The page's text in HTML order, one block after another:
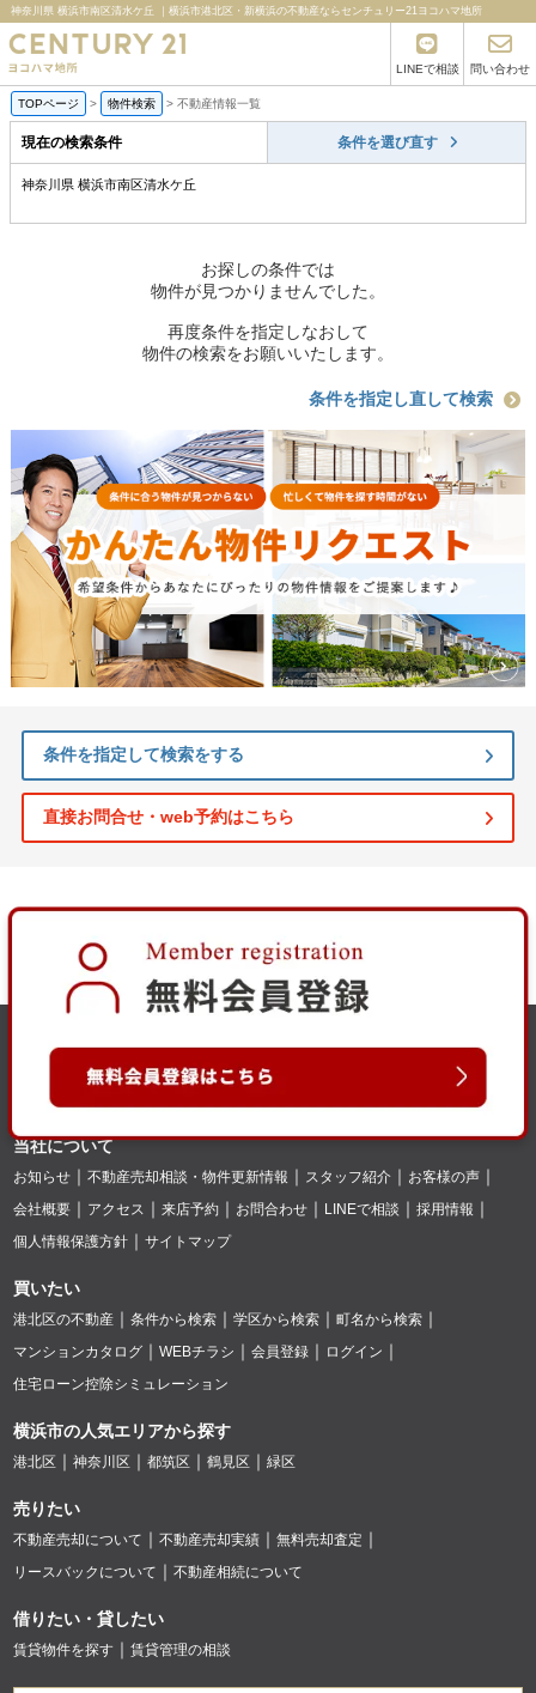
神奈川県 横浜市南区清水ケ丘 ｜横浜市港北区・新横浜の不動産ならセンチュリー21ヨコハマ地所
LINEで相談 問い合わせ
TOPページ > 物件検索 > 不動産情報一覧
現在の検索条件 条件を選び直す
神奈川県 横浜市南区清水ケ丘
お探しの条件では
物件が見つかりませんでした。
再度条件を指定しなおして
物件の検索をお願いいたします。
条件を指定し直して検索
条件を指定して検索をする
直接お問合せ・web予約はこちら
当社について
お知らせ 不動産売却相談・物件更新情報 スタッフ紹介
お客様の声
会社概要
アクセス 来店予約 お問合わせ LINEで相談
採用情報
個人情報保護方針
サイトマップ
買いたい
港北区の不動産 条件から検索 学区から検索
町名から検索
マンションカタログ
WEBチラシ 会員登録
ログイン
住宅ローン控除シミュレーション
横浜市の人気エリアから探す
港北区 神奈川区 都筑区 鶴見区 緑区
売りたい
不動産売却について 不動産売却実績
無料売却査定
リースバックについて
不動産相続について
借りたい・貸したい
賃貸物件を探す 賃貸管理の相談